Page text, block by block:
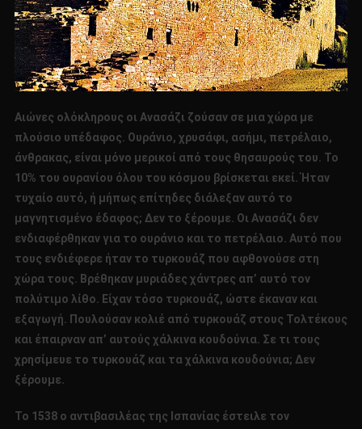
Αιώνες ολόκληρους οι Ανασάζι ζούσαν σε μια χώρα με
πλούσιο υπέδαφος. Ουράνιο, χρυσάφι, ασήμι, πετρέλαιο,
άνθρακας, είναι μόνο μερικοί από τους θησαυρούς του. Το
10% του ουρανίου όλου του κόσμου βρίσκεται εκεί. Ήταν
τυχαίο αυτό, ή μήπως επίτηδες διάλεξαν αυτό το
μαγνητισμένο έδαφος; Δεν το ξέρουμε. Οι Ανασάζι δεν
ενδιαφέρθηκαν για το ουράνιο και το πετρέλαιο. Αυτό που
τους ενδιέφερε ήταν το τυρκουάζ που αφθονούσε στη
χώρα τους. Βρέθηκαν μυριάδες χάντρες απ’ αυτό τον
πολύτιμο λίθο. Είχαν τόσο τυρκουάζ, ώστε έκαναν και
εξαγωγή. Πουλούσαν κολιέ από τυρκουάζ στους Τολτέκους
και έπαιρναν απ’ αυτούς χάλκινα κουδούνια. Σε τι τους
χρησίμευε το τυρκουάζ και τα χάλκινα κουδούνια; Δεν
ξέρουμε.
Το 1538 ο αντιβασιλέας της Ισπανίας έστειλε τον